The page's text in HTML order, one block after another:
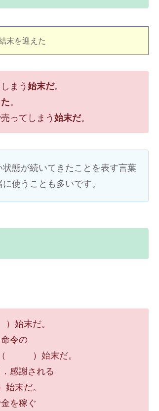
末を迎えた
まう 始末だ。
。
ってしまう始末だ。
態が続いてきたことを表す言葉
使うことも多いです。
始末だ。
の
、（ ）始末だ。
謝される
末だ。
を稼ぐ